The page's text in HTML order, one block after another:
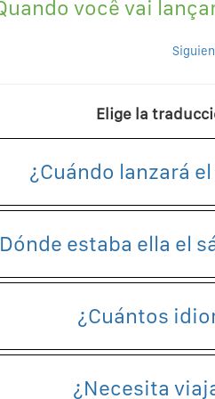
você vai
Elige la
¿Cuándo lanzará
estaba ella el
¿Cuántos
¿Necesita